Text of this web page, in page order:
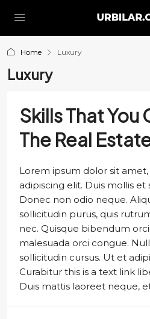
Home Luxury
Luxury
Skills That You
The Real
Lorem ipsum dolor sit
adipiscing elit. Duis mollis et
Donec non odio neque.
sollicitudin purus, quis
nec. Quisque bibendum
malesuada orci congue.
sollicitudin cursus. Ut et
Curabitur this is a text link
Duis mattis laoreet neque,